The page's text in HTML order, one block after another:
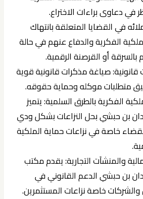
في دعاوى براءات الاختراع.
في القضايا المتعلقة بانتهاك
الفكرية والدفاع عنهم في حالة
بالسرقة أو القرصنة الرقمية.
قانونية: صياغة مذكرات قانونية قوية
متطلبات موكله وحماية حقوقه.
الفكرية بالطرق السلمية: يتميز
بن حبشي بحل النزاعات بشكل ودي
خاصة في نزاعات حماية الملكية
والمنشآت التجارية: يقدم مكتب
بن حبشي الدعم القانوني في
والشركات خاصة نزاعات المستثمرين.